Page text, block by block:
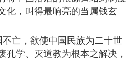
化，叫得最响亮的当属钱玄
亡，欲使中国民族为二十世
孔学、灭道教为根本之解决，